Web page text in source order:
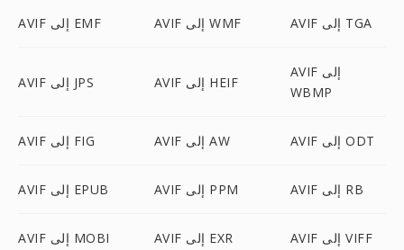
AVIF إلى EMF AVIF إلى WMF AVIF إلى TGA
AVIF إلى JPS AVIF إلى HEIF
AVIF إلى
WBMP
AVIF إلى FIG AVIF إلى AW AVIF إلى ODT
AVIF إلى EPUB AVIF إلى PPM AVIF إلى RB
AVIF إلى MOBI AVIF إلى EXR AVIF إلى VIFF